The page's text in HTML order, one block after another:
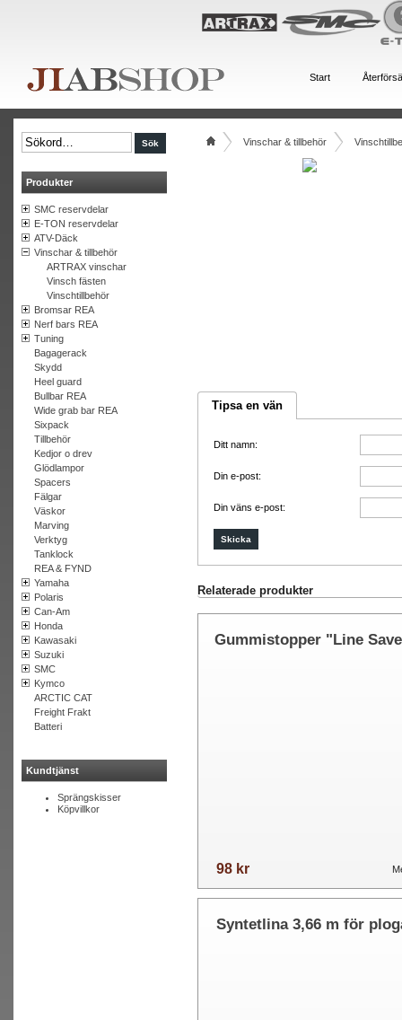
Start
Produkter
SMC reservdelar
E-TON reservdelar
ATV-Däck
Vinschar & tillbehör
ARTRAX vinschar
Vinsch fästen
Vinschtillbehör
Bromsar REA
Nerf bars REA
Tuning
Bagagerack
Skydd
Heel guard
Bullbar REA
Wide grab bar REA
Sixpack
Tillbehör
Kedjor o drev
Glödlampor
Spacers
Fälgar
Väskor
Marving
Verktyg
Tanklock
REA & FYND
Yamaha
Polaris
Can-Am
Honda
Kawasaki
Suzuki
SMC
Kymco
ARCTIC CAT
Freight Frakt
Batteri
Kundtjänst
Sprängskisser
Köpvillkor
Vinschar & tillbehör
Tipsa en vän
Ditt namn:
Din e-post:
Din väns e-post:
Relaterade produkter
Gummistopper "Line
98 kr
Syntetlina 3,66 m för